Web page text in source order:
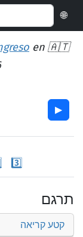
🌐
en 🇦🇹
▶︎
3️⃣
תרגם
קטע קריאה